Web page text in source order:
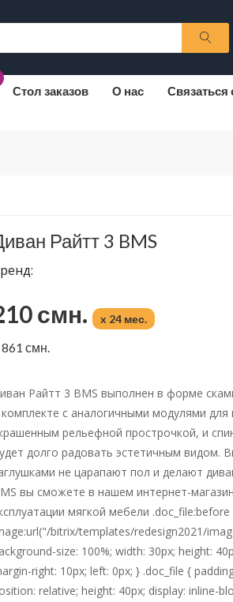
Стол заказов О нас Связаться
Райтт 3 BMS
смн. x 24 мес.
861 смн.
Райтт 3 BMS выполнен в форме
с аналогичными модулями
рельефной прострочкой, и
долго радовать эстетичным видом.
не царапают пол и делают
вы сможете в нашем интернет-
мягкой мебели
bitrix/templates/redesign2021/
size: 100%; width: 30px; height:
right: 10px; left: 0px; } .doc_file {
relative; height: 40px; display: inline-